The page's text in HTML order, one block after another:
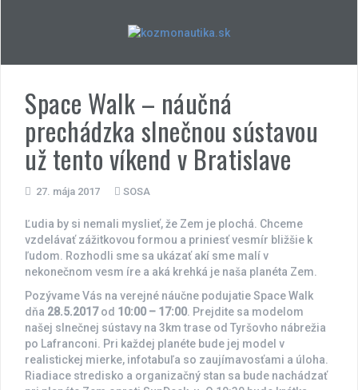
Space Walk – náučná
prechádzka slnečnou sústavou
už tento víkend v Bratislave
27. mája 2017 SOSA
Ľudia by si nemali myslieť, že Zem je plochá. Chceme
vzdelávať zážitkovou formou a priniesť vesmír bližšie k
ľudom. Rozhodli sme sa ukázať akí sme malí v
nekonečnom vesm íre a aká krehká je naša planéta Zem.
Pozývame Vás na verejné náučne podujatie Space Walk
dňa 28.5.2017od 10:00 – 17:00. Prejdite sa modelom
našej slnečnej sústavy na 3km trase od Tyršovho nábrežia
po Lafranconi. Pri každej planéte bude jej model v
realistickej mierke, infotabuľa so zaujímavosťami a úloha.
Riadiace stredisko a organizačný stan sa bude nachádzať